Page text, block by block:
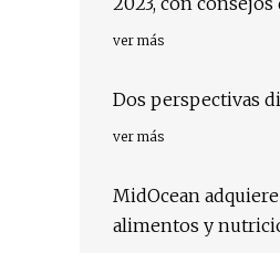
ver más
Dos perspectivas
ver más
MidOcean
alimentos y